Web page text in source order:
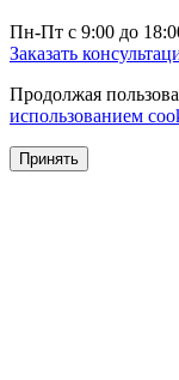
Пн-Пт с 9:00 до
Заказать
Продолжая
использованием
Принять